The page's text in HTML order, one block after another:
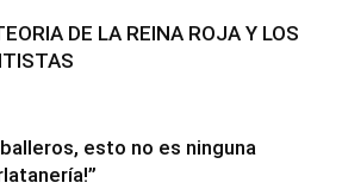
DE LA REINA ROJA Y LOS
esto no es ninguna